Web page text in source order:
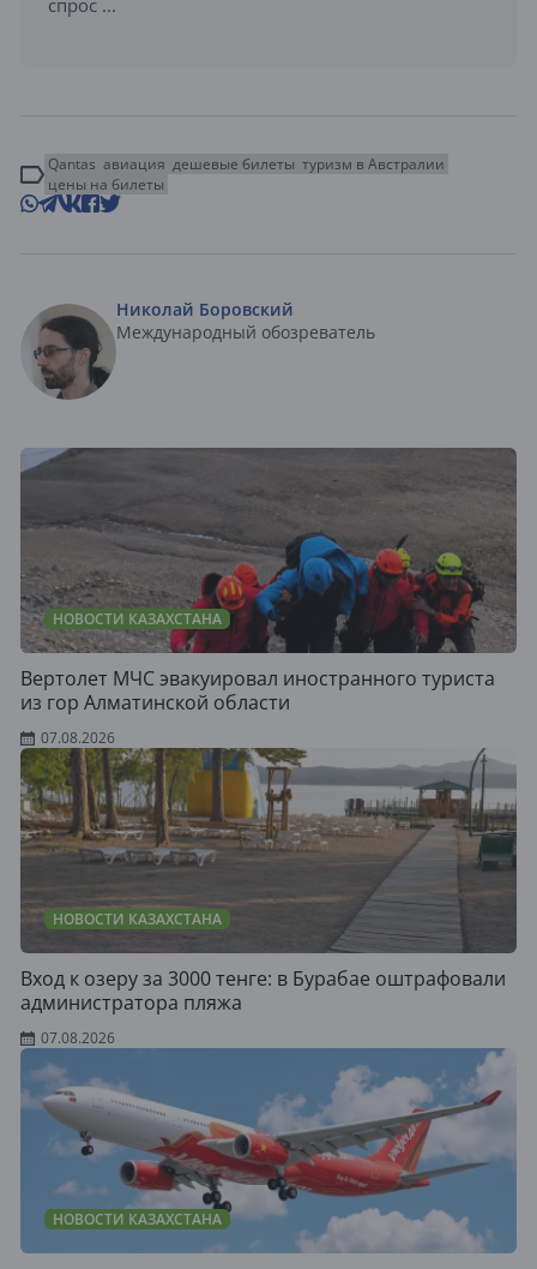
спрос ...
Qantas авиация дешевые билеты туризм в Австралии
цены на билеты
Николай Боровский
Международный обозреватель
НОВОСТИ КАЗАХСТАНА
Вертолет МЧС эвакуировал иностранного туриста
из гор Алматинской области
07.08.2026
НОВОСТИ КАЗАХСТАНА
Вход к озеру за 3000 тенге: в Бурабае оштрафовали
администратора пляжа
07.08.2026
НОВОСТИ КАЗАХСТАНА